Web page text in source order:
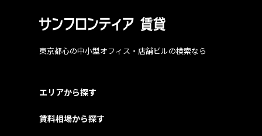
東京都心の中小型オフィス・店舗ビルの検索なら
エリアから探す
賃料相場から探す